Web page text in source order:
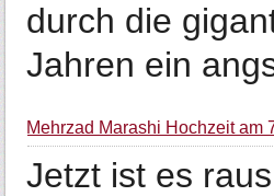
durch die
Jahren ein
Mehrzad Marashi Hochzeit am
Jetzt ist es